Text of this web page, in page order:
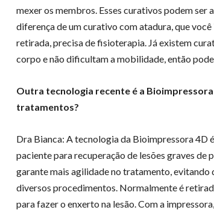
mexer os membros. Esses curativos podem ser
diferença de um curativo com atadura, que
retirada, precisa de fisioterapia. Já existem
corpo e não dificultam a mobilidade, então
Outra tecnologia recente é a Bioimpressora
tratamentos?
Dra Bianca: A tecnologia da Bioimpressora
paciente para recuperação de lesões graves de
garante mais agilidade no tratamento, evitando
diversos procedimentos. Normalmente é
para fazer o enxerto na lesão. Com a